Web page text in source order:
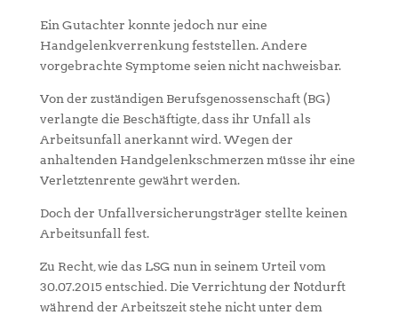
Ein Gutachter konnte jedoch nur eine
Handgelenkverrenkung feststellen. Andere
vorgebrachte Symptome seien nicht nachweisbar.
Von der zuständigen Berufsgenossenschaft (BG)
verlangte die Beschäftigte, dass ihr Unfall als
Arbeitsunfall anerkannt wird. Wegen der
anhaltenden Handgelenkschmerzen müsse ihr eine
Verletztenrente gewährt werden.
Doch der Unfallversicherungsträger stellte keinen
Arbeitsunfall fest.
Zu Recht, wie das LSG nun in seinem Urteil vom
30.07.2015 entschied. Die Verrichtung der Notdurft
während der Arbeitszeit stehe nicht unter dem